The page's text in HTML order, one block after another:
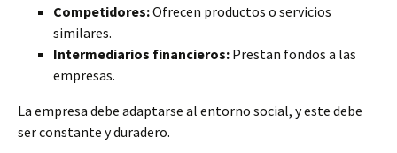
Competidores:Ofrecen productos o servicios
similares.
Intermediarios financieros: Prestan fondos a las
empresas.
La empresa debe adaptarse al entorno social, y este debe
ser constante y duradero.